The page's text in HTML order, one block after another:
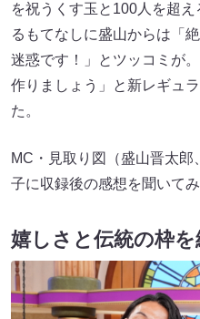
を祝うくす玉と100人を超
るもてなしに盛山からは「
迷惑です！」とツッコミが
作りましょう」と新レギュ
た。
MC・見取り図（盛山晋太
子に収録後の感想を聞いてみ
嬉しさと伝統の枠を